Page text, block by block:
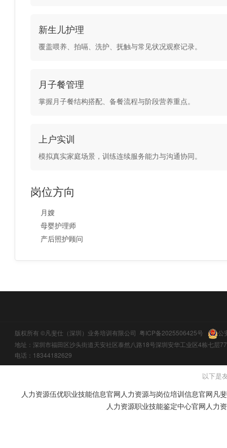
新生儿护理
覆盖喂养、拍嗝、洗护、抚触与常见状况观察记录。
月子餐管理
掌握月子餐结构搭配、备餐流程与阶段营养重点。
上户实训
模拟真实家庭场景，训练连续服务能力与沟通协同。
岗位方向
月嫂
母婴护理师
产后照护顾问
版权所有 ©凡斐仕（深圳）业务培训有限公司粤ICP备2025506425号
公
地址：深圳市福田区沙头街道天安社区泰然八路18号深圳安华工业区4栋七层
电话：18344182629
以下是
人力资源伍优职业技能信息官网人力资源与岗位培训信息官网凡
人力资源职业技能鉴定中心官网人力